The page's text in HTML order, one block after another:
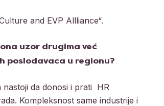
and EVP Allliance“.
uzor drugima već
poslodavaca u regionu?
nastoji da donosi i prati HR
Kompleksnost same industrije i